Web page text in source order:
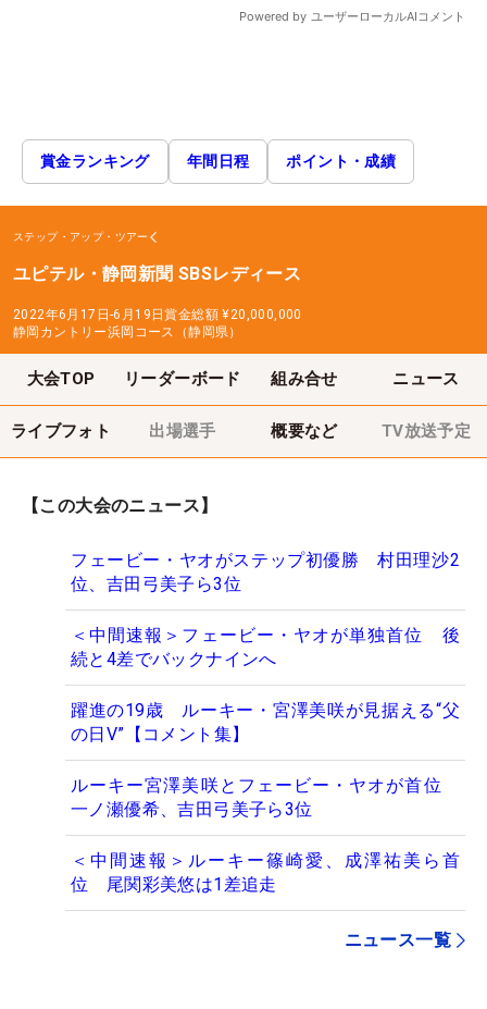
賞金ランキング 年間日程 ポイント・成績
ステップ・アップ・ツアー
ユピテル・静岡新聞 SBSレディース
2022年6月17日-6月19日賞金総額 ¥20,000,000
静岡カントリー浜岡コース（静岡県）
大会TOP リーダーボード 組み合せ ニュース
ライブフォト 出場選手 概要など TV放送予定
【この大会のニュース】
フェービー・ヤオがステップ初優勝 村田理沙2
位、吉田弓美子ら3位
＜中間速報＞フェービー・ヤオが単独首位 後
続と4差でバックナインへ
躍進の19歳 ルーキー・宮澤美咲が見据える“父
の日V”【コメント集】
ルーキー宮澤美咲とフェービー・ヤオが首位
一ノ瀬優希、吉田弓美子ら3位
＜中間速報＞ルーキー篠崎愛、成澤祐美ら首
位 尾関彩美悠は1差追走
ニュース一覧